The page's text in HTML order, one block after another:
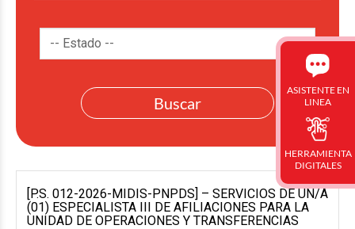
[P.S. 012-2026-MIDIS-PNPDS] – SERVICIOS DE UN/A
(01) ESPECIALISTA III DE AFILIACIONES PARA LA
UNIDAD DE OPERACIONES Y TRANSFERENCIAS
ASISTENTE EN
LINEA
HERRAMIENTA
DIGITALES